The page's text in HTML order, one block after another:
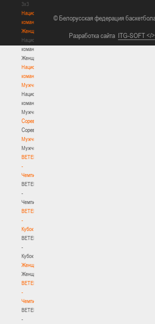
3х3
Национальная
команда.
Женщины
Национальная
команда.
Женщины
Национальная
команда.
Мужчины
Национальная
команда.
Мужчины
Соревнования
Соревнования
Мужчины
Мужчины
BETERA
-
Чемпионат
BETERA
-
Чемпионат
BETERA
-
Кубок
BETERA
-
Кубок
Женщины
Женщины
BETERA
-
Чемпионат
BETERA
-
© Белорусская федерация
Разработка сайта ITG-SOFT </>